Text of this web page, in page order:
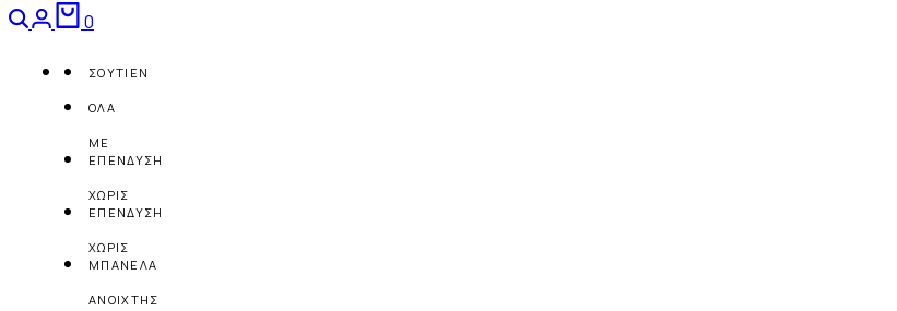
Αναζήτηση
Login
0
ΣΟΥΤΙΕΝ
ΟΛΑ
ΜΕ
ΕΠΕΝΔΥΣΗ
ΧΩΡΙΣ
ΕΠΕΝΔΥΣΗ
ΧΩΡΙΣ
ΜΠΑΝΕΛΑ
ΑΝΟΙΧΤΗΣ